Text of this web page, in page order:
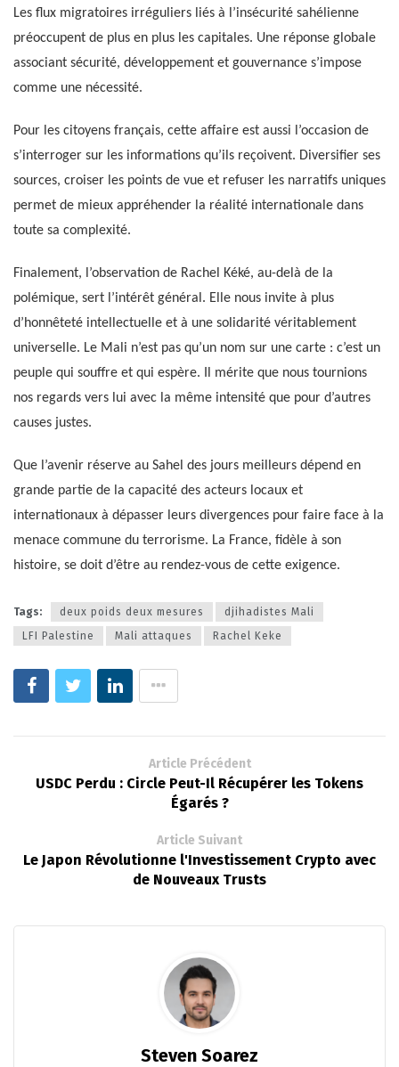
Les flux migratoires irréguliers liés à l’insécurité sahélienne
préoccupent de plus en plus les capitales. Une réponse globale
associant sécurité, développement et gouvernance s’impose
comme une nécessité.
Pour les citoyens français, cette affaire est aussi l’occasion de
s’interroger sur les informations qu’ils reçoivent. Diversifier ses
sources, croiser les points de vue et refuser les narratifs uniques
permet de mieux appréhender la réalité internationale dans
toute sa complexité.
Finalement, l’observation de Rachel Kéké, au-delà de la
polémique, sert l’intérêt général. Elle nous invite à plus
d’honnêteté intellectuelle et à une solidarité véritablement
universelle. Le Mali n’est pas qu’un nom sur une carte : c’est un
peuple qui souffre et qui espère. Il mérite que nous tournions
nos regards vers lui avec la même intensité que pour d’autres
causes justes.
Que l’avenir réserve au Sahel des jours meilleurs dépend en
grande partie de la capacité des acteurs locaux et
internationaux à dépasser leurs divergences pour faire face à la
menace commune du terrorisme. La France, fidèle à son
histoire, se doit d’être au rendez-vous de cette exigence.
Tags: deux poids deux mesures
djihadistes Mali
LFI Palestine
Mali attaques Rachel Keke
Article Précédent
USDC Perdu : Circle Peut-Il Récupérer les Tokens
Égarés ?
Article Suivant
Le Japon Révolutionne l'Investissement Crypto avec
de Nouveaux Trusts
Steven Soarez